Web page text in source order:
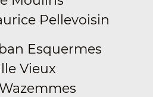
Pellevoisin
Esquermes
Vieux